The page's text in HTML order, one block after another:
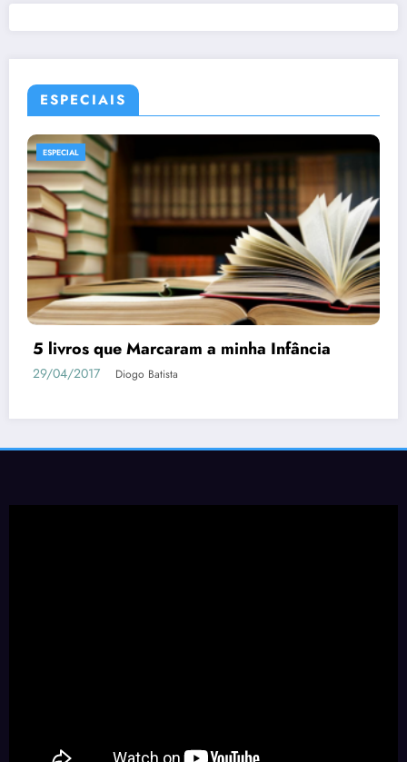
ESPECIAIS
ESPECIAL MANGÁS
Tudo o que Você Precisa Saber sobre
Berserk